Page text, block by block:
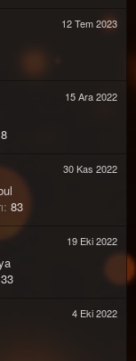
12 Tem 2023
15 Ara 2022
30 Kas 2022
83
19 Eki 2022
33
4 Eki 2022